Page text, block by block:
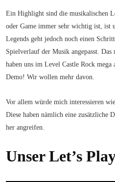
Ein Highlight sind die musikalischen
oder Game immer sehr wichtig ist, ist
Legends geht jedoch noch einen
Spielverlauf der Musik angepasst.
haben uns im Level Castle Rock
Demo! Wir wollen mehr davon.
Vor allem würde mich interessieren
Diese haben nämlich eine zusätzliche
her angreifen.
Unser Let’s